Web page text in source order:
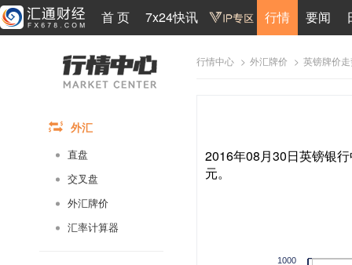
首 页 7x24快讯 行情 要闻
外汇
直盘
交叉盘
外汇牌价
汇率计算器
行情中心 > 外汇牌价 > 英镑牌价
2016年08月30日英镑银
元。
1000